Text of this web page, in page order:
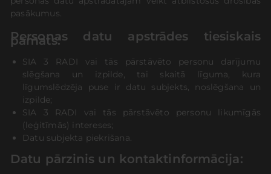
pasākumus.
Personas datu apstrādes tiesiskais
pamats:
SIA 3 RADI vai tās pārstāvēto personu darījumu
slēgšana un izpilde, tai skaitā līguma, kura
līgumslēdzēja puse ir datu subjekts, noslēgšana un
izpilde;
SIA 3 RADI vai tās pārstāvēto personu likumīgās
(leģitīmās) intereses;
Datu subjekta piekrišana.
Datu pārzinis un kontaktinformācija: